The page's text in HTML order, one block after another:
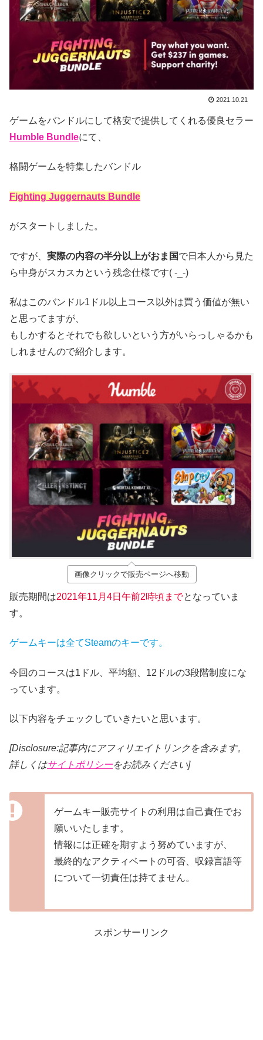
2021.10.21
ゲームをバンドルにして格安で提供してくれる優良セラー
Humble Bundleにて、
格闘ゲームを特集したバンドル
Fighting Juggernauts Bundle
がスタートしました。
ですが、 実際の内容の半分以上がおま国で日本人から見た
ら中身がスカスカという残念仕様です( -_-)
私はこのバンドル1ドル以上コース以外は買う価値が無い
と思ってますが、
もしかするとそれでも欲しいという方がいらっしゃるかも
しれませんので紹介します。
画像クリックで販売ページへ移動
販売期間は2021年11月4日午前2時頃までとなっていま
す。
ゲームキーは全てSteamのキーです。
今回のコースは1ドル、平均額、12ドルの3段階制度にな
っています。
以下内容をチェックしていきたいと思います。
[Disclosure:記事内にアフィリエイトリンクを含みます。
詳しくはサイトポリシーをお読みください]
ゲームキー販売サイトの利用は自己責任でお
願いいたします。
情報には正確を期すよう努めていますが、
最終的なアクティベートの可否、収録言語等
について一切責任は持てません。
スポンサーリンク